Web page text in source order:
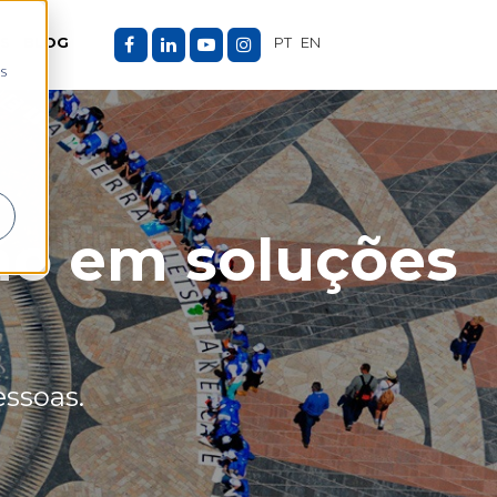
BLOG PT EN
em soluções